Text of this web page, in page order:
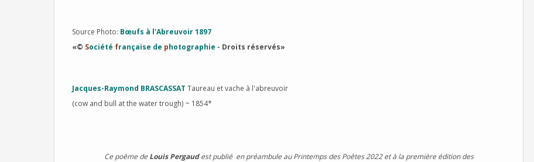
Source Photo: Bœufs à l'Abreuvoir 1897
«© Société française de photographie - Droits réservés»
Jacques-Raymond BRASCASSAT Taureau et vache à l'abreuvoir
(cow and bull at the water trough) ~ 1854*
Ce poème de Louis Pergaudest publié en préambule au Printemps des Poètes 2022 et à la première édition des